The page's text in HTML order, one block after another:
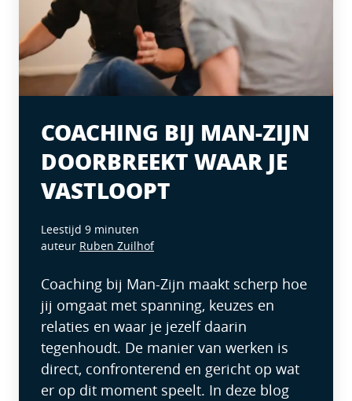
COACHING BIJ MAN-ZIJN
DOORBREEKT WAAR JE
VASTLOOPT
Leestijd 9 minuten
auteur Ruben Zuilhof
Coaching bij Man-Zijn maakt scherp hoe
jij omgaat met spanning, keuzes en
relaties en waar je jezelf daarin
tegenhoudt. De manier van werken is
direct, confronterend en gericht op wat
er op dit moment speelt. In deze blog